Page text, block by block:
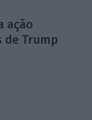
ação
Trump